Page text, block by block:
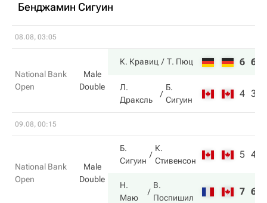
Бенджамин Сигуин
08.08, 03:05
National Bank
Open
Male
Double
К. Кравиц Т. Пюц 6 6
Л.
Драксль
Б.
Сигуин
4 3
09.08, 00:15
National Bank
Open
Male
Double
Б.
Сигуин
К.
Стивенсон
5 4
Н.
Маю
В.
Поспишил
7 6